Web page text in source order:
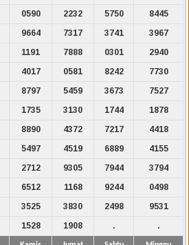
0590 2232 5750
8445
9664 7317 3741
3967
1191 7888 0301
2940
4017 0581 8242
7730
8797 5459 3673
7527
1735 3130 1744
1878
8890 4372 7217
4418
5497 4519 6889
4155
2712 9305 7944
3794
6512 1168 9244
0498
3525 3830 2498
9531
1528 1908 . .